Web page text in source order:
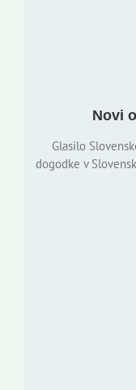
Novi
Glasilo
dogodke v